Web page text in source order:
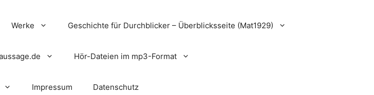
Werke Geschichte für Durchblicker – Überblicksseite (Mat1929)
Hör-Dateien im mp3-Format
Impressum Datenschutz